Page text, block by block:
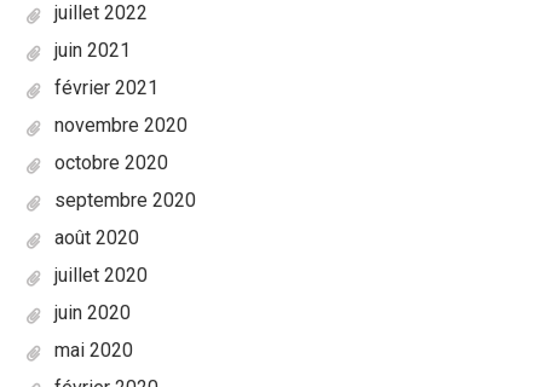
juillet 2022
juin 2021
février 2021
novembre 2020
octobre 2020
septembre 2020
août 2020
juillet 2020
juin 2020
mai 2020